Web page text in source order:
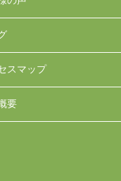
スマップ
要